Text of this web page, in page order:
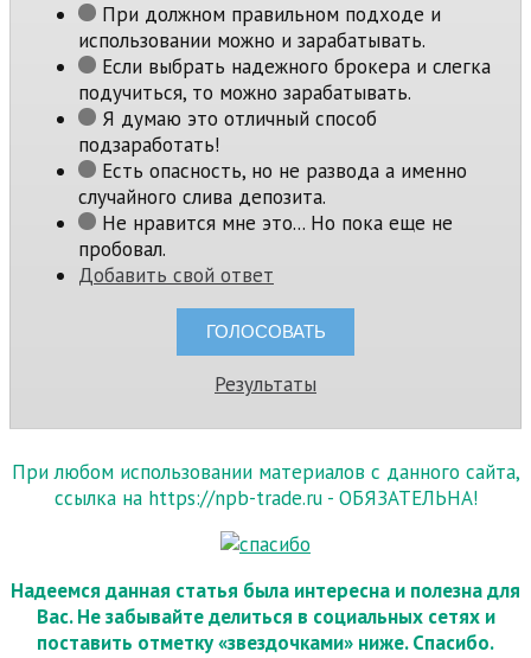
При должном правильном подходе и
использовании можно и зарабатывать.
Если выбрать надежного брокера и слегка
подучиться, то можно зарабатывать.
Я думаю это отличный способ
подзаработать!
Есть опасность, но не развода а именно
случайного слива депозита.
Не нравится мне это... Но пока еще не
пробовал.
Добавить свой ответ
Результаты
При любом использовании материалов с данного сайта,
ссылка на https://npb-trade.ru - ОБЯЗАТЕЛЬНА!
Надеемся данная статья была интересна и полезна для
Вас. Не забывайте делиться в социальных сетях и
поставить отметку «звездочками» ниже. Спасибо.